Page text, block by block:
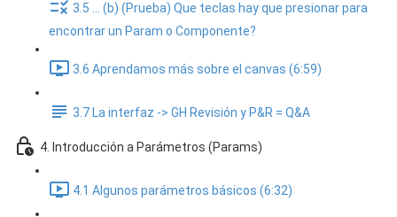
3.5 ... (b) (Prueba) Que teclas hay que presionar para
encontrar un Param o Componente?
3.6 Aprendamos más sobre el canvas (6:59)
3.7 La interfaz -> GH Revisión y P&R = Q&A
4. Introducción a Parámetros (Params)
4.1 Algunos parámetros básicos (6:32)